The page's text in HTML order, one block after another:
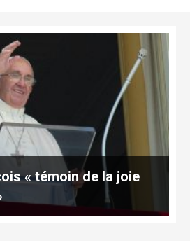
« témoin de la joie